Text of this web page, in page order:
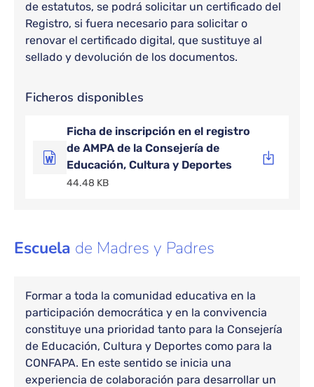
de estatutos, se podrá solicitar un certificado del
Registro, si fuera necesario para solicitar o
renovar el certificado digital, que sustituye al
sellado y devolución de los documentos.
Ficheros disponibles
Ficha de inscripción en el registro
de AMPA de la Consejería de
Educación, Cultura y Deportes
44.48 KB
Escuela de Madres y Padres
Formar a toda la comunidad educativa en la
participación democrática y en la convivencia
constituye una prioridad tanto para la Consejería
de Educación, Cultura y Deportes como para la
CONFAPA. En este sentido se inicia una
experiencia de colaboración para desarrollar un